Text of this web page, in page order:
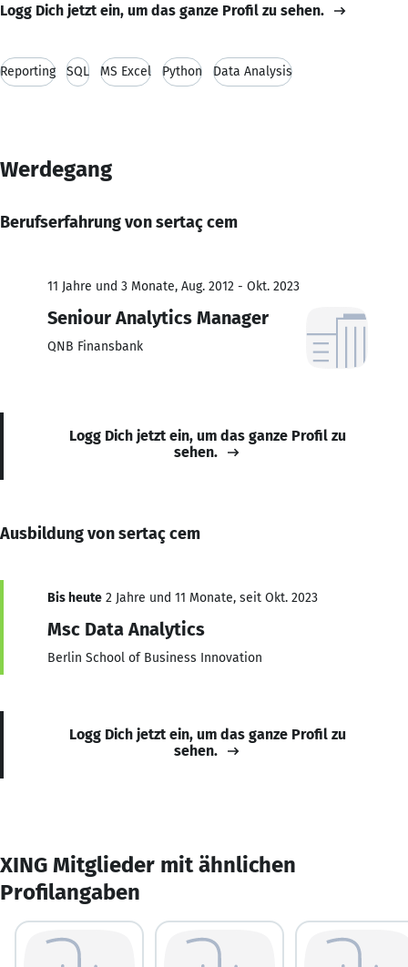
Logg Dich jetzt ein, um das ganze Profil zu sehen.
Reporting SQL MS Excel Python Data Analysis
Werdegang
Berufserfahrung von sertaç cem
11 Jahre und 3 Monate, Aug. 2012 - Okt. 2023
Seniour Analytics Manager
QNB Finansbank
Logg Dich jetzt ein, um das ganze Profil zu
sehen.
Ausbildung von sertaç cem
Bis heute 2 Jahre und 11 Monate, seit Okt. 2023
Msc Data Analytics
Berlin School of Business Innovation
Logg Dich jetzt ein, um das ganze Profil zu
sehen.
XING Mitglieder mit ähnlichen
Profilangaben